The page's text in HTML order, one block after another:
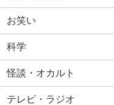
お笑い
科学
怪談・オカルト
テレビ・ラジオ